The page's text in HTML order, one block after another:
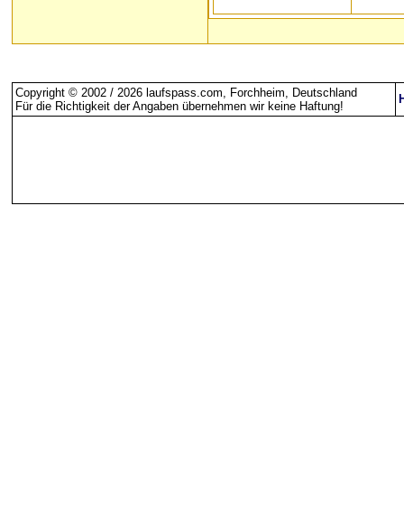
Copyright © 2002 / 2026 laufspass.com, Forchheim, Deutschland
Für die Richtigkeit der Angaben übernehmen wir keine Haftung!